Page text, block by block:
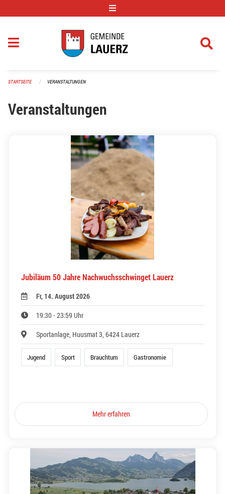
STARTSEITE VERANSTALTUNGEN
Veranstaltungen
Jubiläum 50 Jahre Nachwuchsschwinget Lauerz
Fr, 14. August 2026
19:30 - 23:59 Uhr
Sportanlage, Huusmat 3, 6424 Lauerz
Jugend Sport Brauchtum Gastronomie
Mehr erfahren